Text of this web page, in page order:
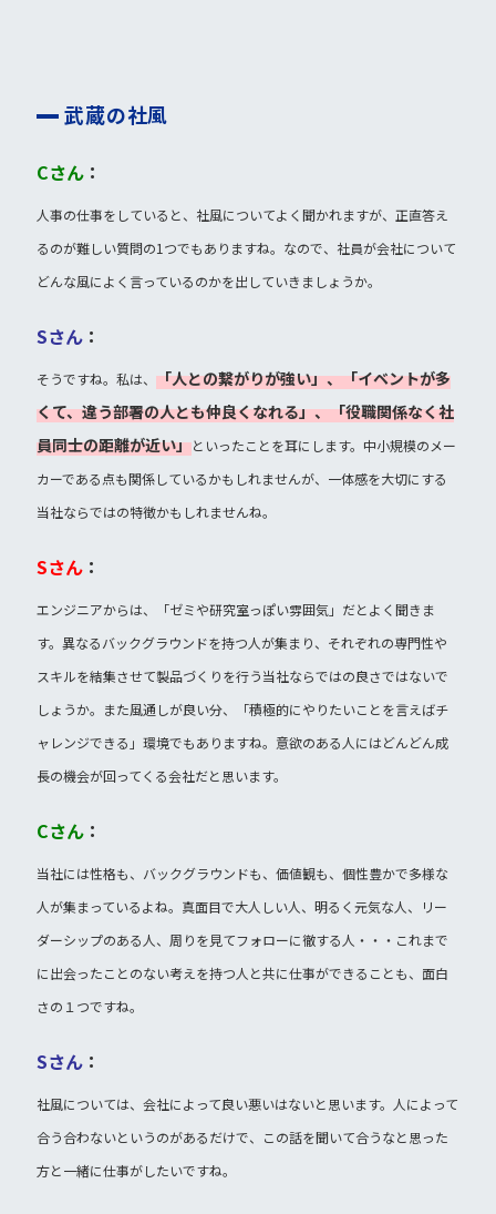
武蔵の社風
Cさん ：
人事の仕事をしていると、社風についてよく聞かれますが、正直答え
るのが難しい質問の1つでもありますね。なので、社員が会社について
どんな風によく言っているのかを出していきましょうか。
Sさん ：
そうですね。私は、「人との繋がりが強い」、「イベントが多
くて、違う部署の人とも仲良くなれる」、「役職関係なく社
員同士の距離が近い」といったことを耳にします。中小規模のメー
カーである点も関係しているかもしれませんが、一体感を大切にする
当社ならではの特徴かもしれませんね。
Sさん ：
エンジニアからは、「ゼミや研究室っぽい雰囲気」だとよく聞きま
す。異なるバックグラウンドを持つ人が集まり、それぞれの専門性や
スキルを結集させて製品づくりを行う当社ならではの良さではないで
しょうか。また風通しが良い分、「積極的にやりたいことを言えばチ
ャレンジできる」環境でもありますね。意欲のある人にはどんどん成
長の機会が回ってくる会社だと思います。
Cさん ：
当社には性格も、バックグラウンドも、価値観も、個性豊かで多様な
人が集まっているよね。真面目で大人しい人、明るく元気な人、リー
ダーシップのある人、周りを見てフォローに徹する人・・・これまで
に出会ったことのない考えを持つ人と共に仕事ができることも、面白
さの１つですね。
Sさん ：
社風については、会社によって良い悪いはないと思います。人によって
合う合わないというのがあるだけで、この話を聞いて合うなと思った
方と一緒に仕事がしたいですね。